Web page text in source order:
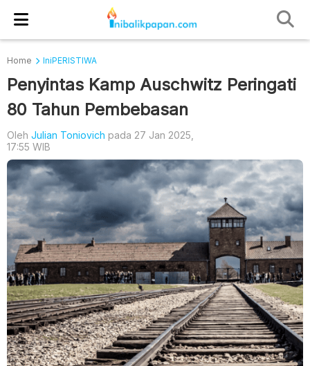
Home IniPERISTIWA
Penyintas Kamp Auschwitz Peringati
80 Tahun Pembebasan
Oleh Julian Toniovich pada 27 Jan 2025,
17:55 WIB